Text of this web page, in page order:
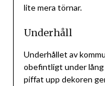
lite mera törnar.
Underhåll
Underhållet av
obefintligt under lång
piffat upp dekoren